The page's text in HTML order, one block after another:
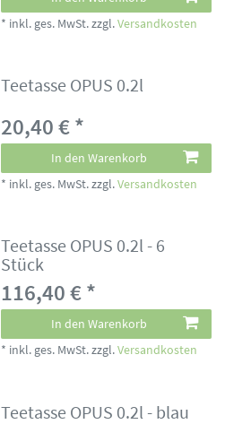
* inkl. ges. MwSt.zzgl.Versandkosten
Teetasse OPUS 0.2l
20,40 € *
In den Warenkorb
* inkl. ges. MwSt.zzgl.Versandkosten
Teetasse OPUS 0.2l - 6
Stück
116,40 € *
In den Warenkorb
* inkl. ges. MwSt.zzgl.Versandkosten
Teetasse OPUS 0.2l - blau